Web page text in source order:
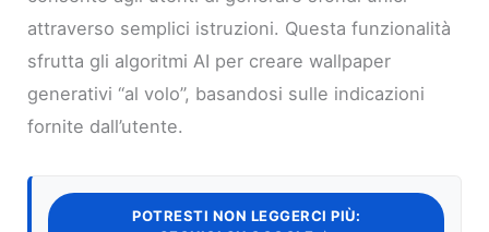
attraverso semplici istruzioni. Questa funzionalità
sfrutta gli algoritmi AI per creare wallpaper
generativi “al volo”, basandosi sulle indicazioni
fornite dall’utente.
POTRESTI NON LEGGERCI PIÙ: